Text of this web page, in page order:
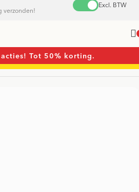
verzonden!
Excl. BTW
Tot 50% korting.
/Schroevendraaier sets